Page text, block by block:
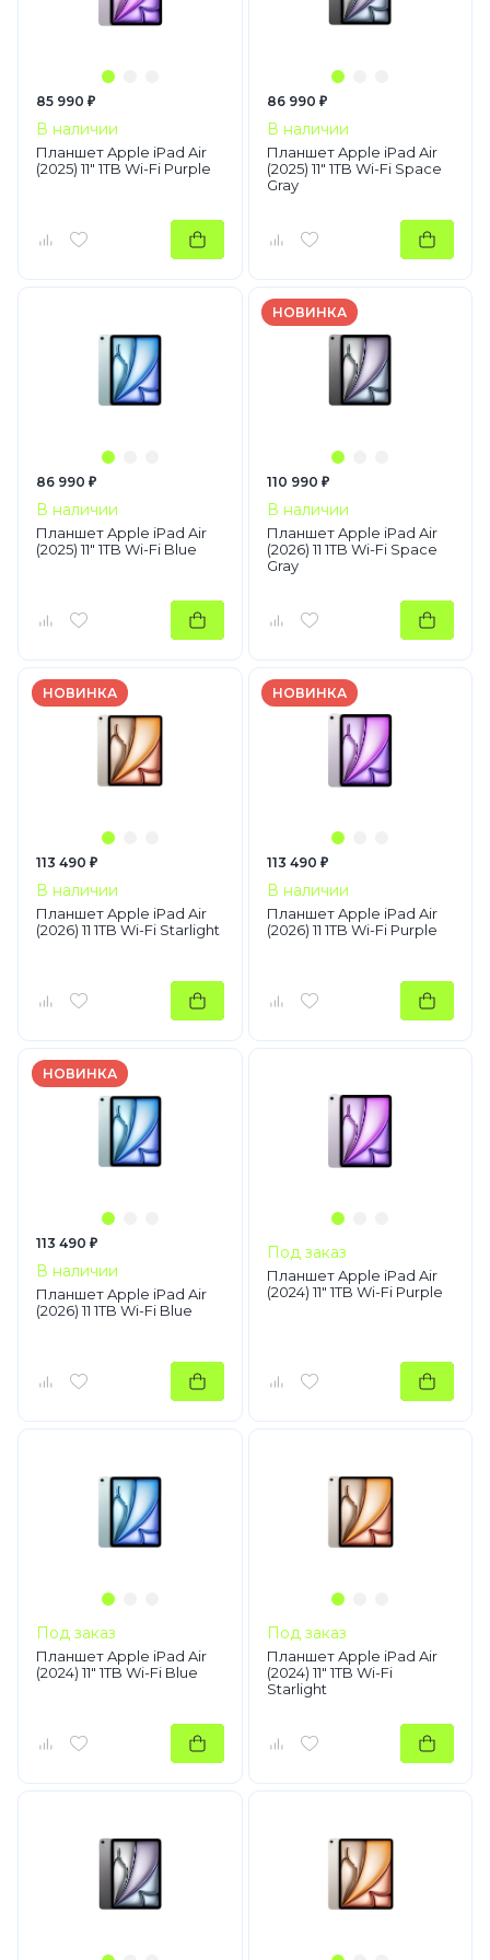
85 990 ₽
В наличии
Планшет Apple iPad Air
(2025) 11" 1TB Wi-Fi Purple
86 990 ₽
В наличии
Планшет Apple iPad Air
(2025) 11" 1TB Wi-Fi Space
Gray
86 990 ₽
В наличии
Планшет Apple iPad Air
(2025) 11" 1TB Wi-Fi Blue
НОВИНКА
110 990 ₽
В наличии
Планшет Apple iPad Air
(2026) 11 1TB Wi-Fi Space
Gray
НОВИНКА
113 490 ₽
В наличии
Планшет Apple iPad Air
(2026) 11 1TB Wi-Fi Starlight
НОВИНКА
113 490 ₽
В наличии
Планшет Apple iPad Air
(2026) 11 1TB Wi-Fi Purple
НОВИНКА
113 490 ₽
В наличии
Планшет Apple iPad Air
(2026) 11 1TB Wi-Fi Blue
Под заказ
Планшет Apple iPad Air
(2024) 11" 1TB Wi-Fi Purple
Под заказ
Планшет Apple iPad Air
(2024) 11" 1TB Wi-Fi Blue
Под заказ
Планшет Apple iPad Air
(2024) 11" 1TB Wi-Fi
Starlight